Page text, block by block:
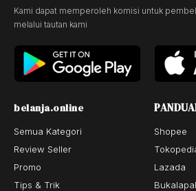
Kami dapat memperoleh komisi untuk
melalui tautan kami
belanja.online
Semua Kategori
Review Seller
Promo
Tips & Trik
Shopee
Lazada